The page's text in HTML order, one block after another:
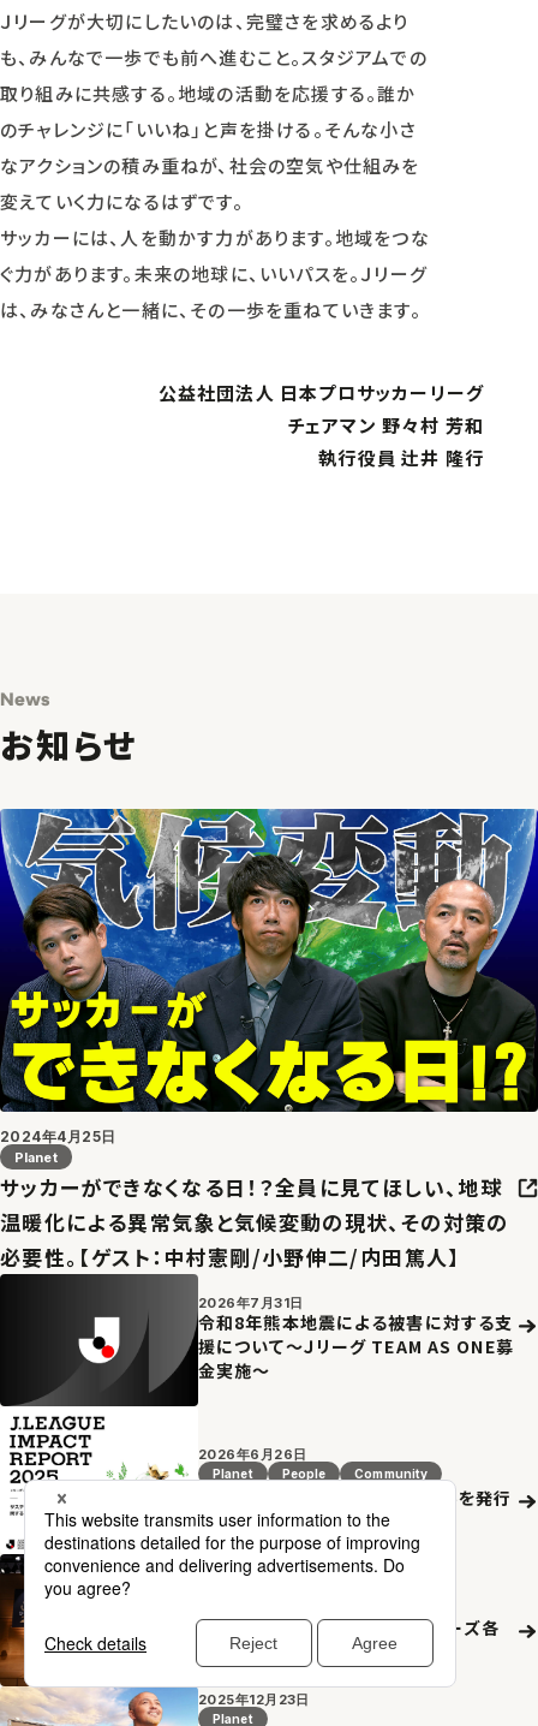
Ｊリーグが大切にしたいのは、完璧さを求めるより
も、みんなで一歩でも前へ進むこと。スタジアムでの
取り組みに共感する。地域の活動を応援する。誰か
のチャレンジに「いいね」と声を掛ける。そんな小さ
なアクションの積み重ねが、社会の空気や仕組みを
変えていく力になるはずです。
サッカーには、人を動かす力があります。地域をつな
ぐ力があります。未来の地球に、いいパスを。Ｊリーグ
は、みなさんと一緒に、その一歩を重ねていきます。
公益社団法人 日本プロサッカーリーグ
チェアマン 野々村 芳和
執行役員 辻井 隆行
News
お知らせ
2024年4月25日
Planet
サッカーができなくなる日！？全員に見てほしい、地球
温暖化による異常気象と気候変動の現状、その対策の
必要性。【ゲスト：中村憲剛/小野伸二/内田篤人】
2026年7月31日
令和8年熊本地震による被害に対する支
援について～Ｊリーグ TEAM AS ONE募
金実施～
2026年6月26日
Planet People Community
Ｊリーグインパクトレポート2025を発行
２０２６Ｊリーグシャレン！アウォーズ各
賞決定のお知らせ
2025年12月23日
Planet